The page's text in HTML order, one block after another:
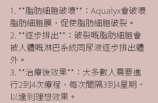
1. **脂肪細胞破壞**：Aqualyx會破壞
脂肪細胞膜，促使脂肪細胞破裂。
2. **逐步排出**：破裂嘅脂肪細胞會
被人體嘅淋巴系統同尿液逐步排出體
外。
3. **治療後效果**：大多數人需要進
行2到4次療程，每次間隔3到4星期，
以達到理想效果。